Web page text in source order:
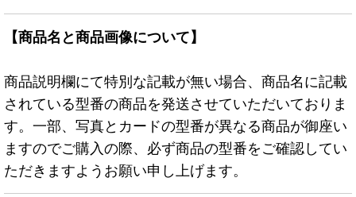
【商品名と商品画像について】
商品説明欄にて特別な記載が無い場合、商品名に記載
されている型番の商品を発送させていただいておりま
す。一部、写真とカードの型番が異なる商品が御座い
ますのでご購入の際、必ず商品の型番をご確認してい
ただきますようお願い申し上げます。